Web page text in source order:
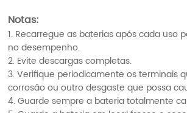
Notas:
1. Recarregue as baterias após cada uso
no desempenho.
2. Evite descargas completas.
3. Verifique periodicamente os terminais
corrosão ou outro desgaste que possa
4. Guarde sempre a bateria totalmente